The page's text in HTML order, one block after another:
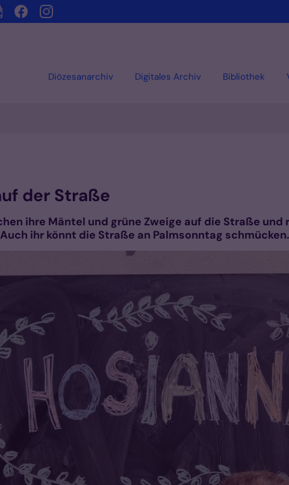
Diözesanarchiv Digitales Archiv Bibliothek
der Straße
ihre Mäntel und grüne Zweige auf die Straße und
ihr könnt die Straße an Palmsonntag schmücken.